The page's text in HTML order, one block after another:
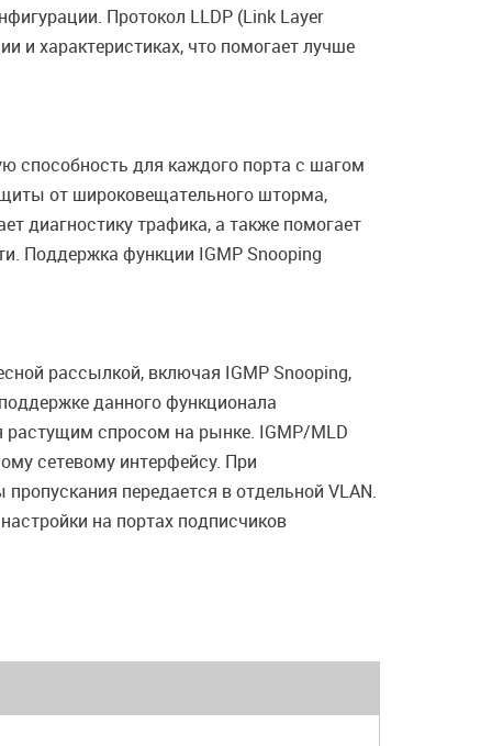
Протокол LLDP (Link Layer
и характеристиках, что помогает лучше
способность для каждого порта с шагом
от широковещательного шторма,
диагностику трафика, а также помогает
Поддержка функции IGMP Snooping
рассылкой, включая IGMP Snooping,
данного функционала
растущим спросом на рынке. IGMP/MLD
сетевому интерфейсу. При
передается в отдельной VLAN.
на портах подписчиков